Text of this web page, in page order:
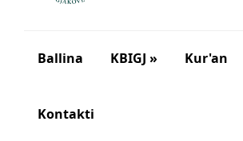
Ballina KBIGJ » Kur'an
Kontakti